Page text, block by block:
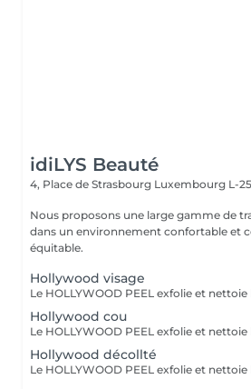
idiLYS Beauté
4, Place de Strasbourg Luxembourg L-
Nous proposons une large gamme de
dans un environnement confortable et
équitable.
Hollywood visage
Hollywood cou
Hollywood décollté